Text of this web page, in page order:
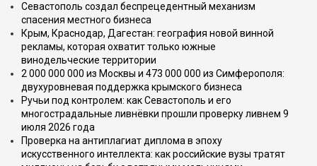
Севастополь создал беспрецедентный механизм
спасения местного бизнеса
Крым, Краснодар, Дагестан: география новой винной
рекламы, которая охватит только южные
винодельческие территории
2 000 000 000 из Москвы и 473 000 000 из Симферополя:
двухуровневая поддержка крымского бизнеса
Ручьи под контролем: как Севастополь и его
многострадальные ливнёвки прошли проверку ливнем 9
июля 2026 года
Проверка на антиплагиат диплома в эпоху
искусственного интеллекта: как российские вузы тратят